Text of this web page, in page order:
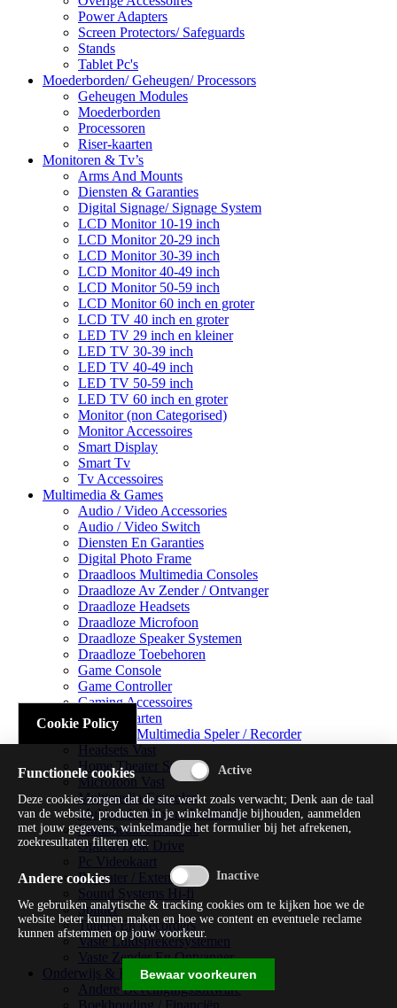
Power Adapters
Screen Protectors/ Safeguards
Stands
Tablet Pc's
Moederborden/ Geheugen/ Processors
Geheugen Modules
Moederborden
Processoren
Riser-kaarten
Monitoren & Tv’s
Arms And Mounts
Diensten & Garanties
Digital Signage/ Signage System
LCD Monitor 10-19 inch
LCD Monitor 20-29 inch
LCD Monitor 30-39 inch
LCD Monitor 40-49 inch
LCD Monitor 50-59 inch
LCD Monitor 60 inch en groter
LCD TV 40 inch en groter
LED TV 29 inch en kleiner
LED TV 30-39 inch
LED TV 40-49 inch
LED TV 50-59 inch
LED TV 60 inch en groter
Monitor (non Categorised)
Monitor Accessoires
Smart Display
Smart Tv
Tv Accessoires
Multimedia & Games
Audio / Video Accessories
Audio / Video Switch
Diensten En Garanties
Digital Photo Frame
Draadloos Multimedia Consoles
Draadloze Av Zender / Ontvanger
Draadloze Headsets
Draadloze Microfoon
Draadloze Speaker Systemen
Draadloze Toebehoren
Game Console
Game Controller
Gaming Accessoires
Geluidskaarten
Handheld Multimedia Speler / Recorder
Headsets Vast
Home Theater Systems
Microfoon Vast
Multimedia Consoles
Multimedia Mixer / Versterker
Multimedia Productie
Optical Disk Drive
Pc Videokaart
Repeater / Extender
Sound Systems Hi-fi
Splitter
Tuners En Recorders
Vaste Luidsprekersystemen
Vaste Zender En Ontvanger
Onderwijs & Recreatie
Andere Beveiligingssoftware
Cookie Policy
Functionele cookies
Deze cookies zorgen dat de site werkt zoals verwacht; Denk aan de taal
van de website, producten in je winkelmandje bijhouden, aanmelden
met jouw gegevens, winkelmandje het formulier bij het afrekenen,
zoekresultaten filteren etc.
Andere cookies
We gebruiken analytische & tracking cookies om te kijken hoe we de
website beter kunnen maken en hoe we content en eventuele reclame
kunnen afstemmen op jouw voorkeur.
Bewaar voorkeuren